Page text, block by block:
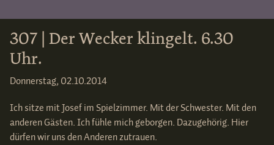
307 | Der Wecker klingelt. 6.30
Uhr.
Donnerstag, 02.10.2014
Ich sitze mit Josef im Spielzimmer. Mit der Schwester. Mit den
anderen Gästen. Ich fühle mich geborgen. Dazugehörig. Hier
dürfen wir uns den Anderen zutrauen.